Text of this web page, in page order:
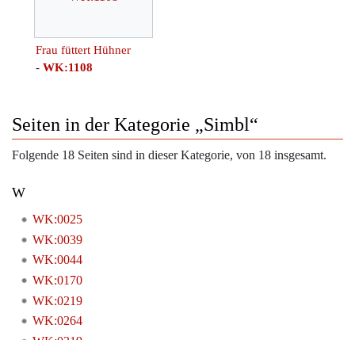
Frau füttert Hühner
- WK:1108
Seiten in der Kategorie „Simbl“
Folgende 18 Seiten sind in dieser Kategorie, von 18 insgesamt.
W
WK:0025
WK:0039
WK:0044
WK:0170
WK:0219
WK:0264